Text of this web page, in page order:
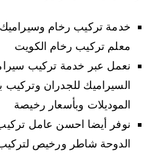
خدمة تركيب رخام
معلم تركيب رخام الكويت
نعمل عبر خدمة تركيب
السيراميك للجدران وتركيب
الموديلات وبأسعار رخيصة
نوفر أيضا احسن عامل
الدوحة شاطر ورخيص لتركيب